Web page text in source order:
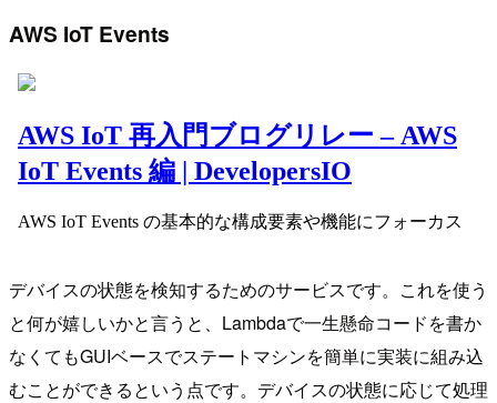
AWS IoT Events
デバイスの状態を検知するためのサービスです。これを使う
と何が嬉しいかと言うと、Lambdaで一生懸命コードを書か
なくてもGUIベースでステートマシンを簡単に実装に組み込
むことができるという点です。デバイスの状態に応じて処理